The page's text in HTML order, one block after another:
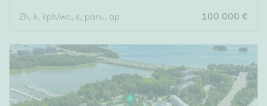
2h, k, kph/wc, s, parv., ap 100 000 €